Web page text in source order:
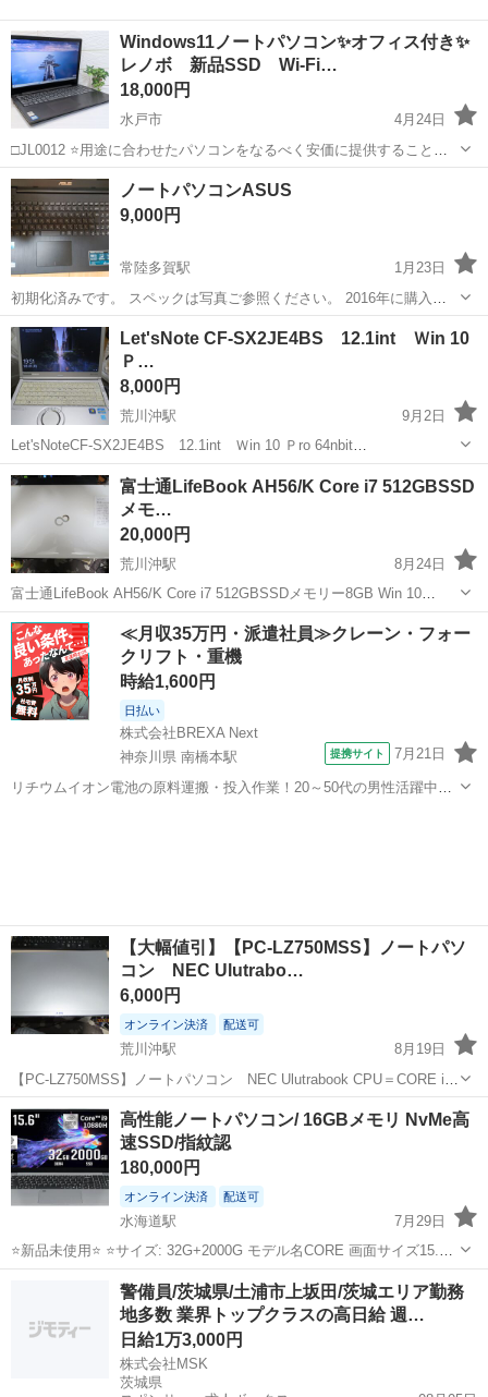
Windows11ノートパソコン✨オフィス付き✨
レノボ 新品SSD Wi-Fi…
18,000円
水戸市
4月24日
□JL0012 ⭐️用途に合わせたパソコンをなるべく安価に提供することを
心がけています！⭐️ メルカリで累計3,000件以上の取引実績あり！✨ パ
ソコンの知識には自信があります。ぜひ、どんなことでもご相談くだ
さ...
茨城 水戸市 ノートパソコン
ノートパソコンASUS
9,000円
常陸多賀駅
1月23日
初期化済みです。 スペックは写真ご参照ください。 2016年に購入し
ましたが、ほとんど使用しておらず美品です。 初期化済み 動作確認済
みですが、年数がたったものですので、 どなたかくわしいかたにお譲
りしたいと考...
茨城 日立市
Let'sNote CF-SX2JE4BS 12.1int Ｗin 10
Ｐ…
8,000円
荒川沖駅
9月2日
Let'sNoteCF-SX2JE4BS 12.1int Ｗin 10 Ｐro 64nbit
8GB/120GBSSD ノークレームノーリターンで御願いします。取りに
来られる方限定。
茨城 土浦市 荒川沖駅
富士通LifeBook AH56/K Core i7 512GBSSD
メモ…
20,000円
荒川沖駅
8月24日
富士通LifeBook AH56/K Core i7 512GBSSDメモリー8GB Win 10
Home BD-RE付 15.6インチ画面（Win10更新プログラムダウンロード
済）。キーボード新品と交換済 タッチパネル。...
茨城 土浦市 荒川沖駅 ノートパソコン
≪月収35万円・派遣社員≫クレーン・フォー
クリフト・重機
時給1,600円
日払い
株式会社BREXA Next
神奈川県 南橋本駅
提携サイト 7月21日
リチウムイオン電池の原料運搬・投入作業！20～50代の男性活躍中★
【大幅値引】【PC-LZ750MSS】ノートパソ
コン NEC Ulutrabo…
6,000円
オンライン決済 配送可
荒川沖駅
8月19日
【PC-LZ750MSS】ノートパソコン NEC Ulutrabook CPU＝CORE i7
2.00GHz SSD＝120ＧＢ Ｗin 10 Home 64bit。PC型式=LZ750MSS。
定格電圧=DC20V。S...
茨城 土浦市 荒川沖駅 ノートパソコン
高性能ノートパソコン/ 16GBメモリ NvMe高
速SSD/指紋認
180,000円
オンライン決済 配送可
水海道駅
7月29日
⭐新品未使用⭐ ⭐サイズ: 32G+2000G モデル名CORE 画面サイズ15.6
インチ 色グレー ハードディスク容量2 TB CPUモデルCore i9 【CPU】
強力なCore i9-10880Hプロセッサーを...
常総市 水海道駅 ノートパソコン Core i9
警備員/茨城県/土浦市上坂田/茨城エリア勤務
地多数 業界トップクラスの高日給 週…
日給1万3,000円
株式会社MSK
茨城県